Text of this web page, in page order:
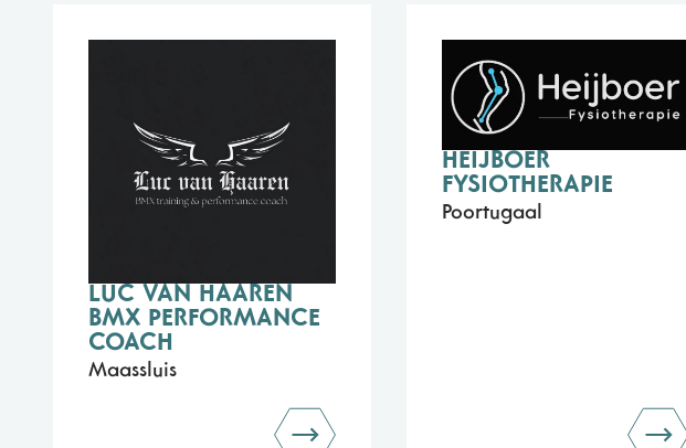
LUC VAN HAAREN
BMX PERFORMANCE
COACH
Maassluis
HEIJBOER
FYSIOTHERAPIE
Poortugaal